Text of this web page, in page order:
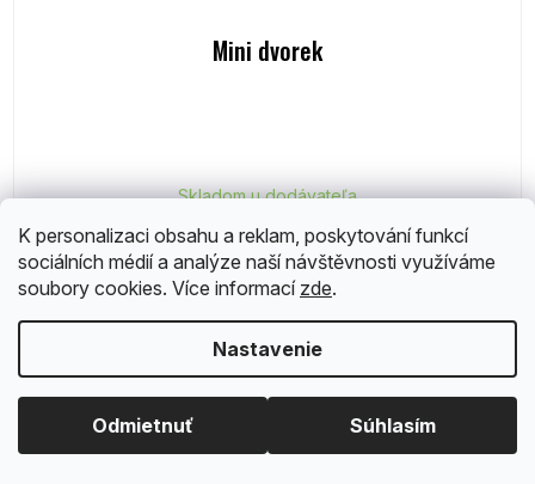
K personalizaci obsahu a reklam, poskytování funkcí
sociálních médií a analýze naší návštěvnosti využíváme
soubory cookies. Více informací zde.
Nastavenie
Odmietnuť Súhlasím
Mini dvorek
Skladom u dodávateľa
€19,25
Do košíka
Albi zľava